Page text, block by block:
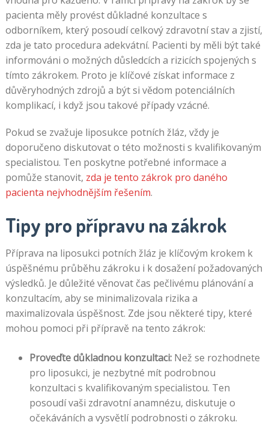
pacienta měly provést důkladné konzultace s
odborníkem, který posoudí celkový zdravotní stav a zjistí,
zda je tato procedura adekvátní. Pacienti by měli být také
informováni o možných důsledcích a rizicích spojených s
tímto zákrokem. Proto je klíčové získat informace z
důvěryhodných zdrojů a být si vědom potenciálních
komplikací, i když jsou takové případy vzácné.
Pokud se zvažuje liposukce potních žláz, vždy je
doporučeno diskutovat o této možnosti s kvalifikovaným
specialistou. Ten poskytne potřebné informace a
pomůže stanovit, zda je tento zákrok pro daného
pacienta nejvhodnějším řešením.
Tipy pro přípravu na zákrok
Příprava na liposukci potních žláz je klíčovým krokem k
úspěšnému průběhu zákroku i k dosažení požadovaných
výsledků. Je důležité věnovat čas pečlivému plánování a
konzultacím, aby se minimalizovala rizika a
maximalizovala úspěšnost. Zde jsou některé tipy, které
mohou pomoci při přípravě na tento zákrok:
Proveďte důkladnou konzultaci:Než se rozhodnete
pro liposukci, je nezbytné mít podrobnou
konzultaci s kvalifikovaným specialistou. Ten
posoudí vaši zdravotní anamnézu, diskutuje o
očekáváních a vysvětlí podrobnosti o zákroku.